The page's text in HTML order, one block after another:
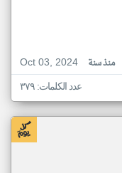
Oct 03, 2024
منذ سنة
عدد الكلمات: ٣٧٩